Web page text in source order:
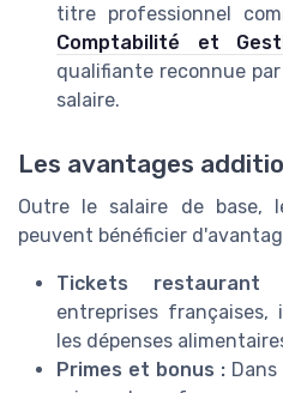
titre professionnel
Comptabilité et
qualifiante reconnue
salaire.
Les avantages
Outre le salaire de base,
peuvent bénéficier
Tickets restaurant
entreprises
les dépenses
Primes et bonus :